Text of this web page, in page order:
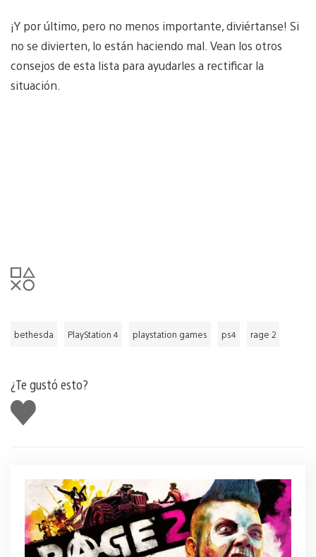
¡Y por último, pero no menos importante, diviértanse! Si
no se divierten, lo están haciendo mal. Vean los otros
consejos de esta lista para ayudarles a rectificar la
situación.
bethesda PlayStation 4 playstation games ps4 rage 2
¿Te gustó esto?
Me
gusta